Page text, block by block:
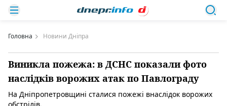
Головна Новини Дніпра
Виникла пожежа: в ДСНС показали фото
наслідків ворожих атак по Павлограду
На Дніпропетровщині сталися пожежі внаслідок ворожих